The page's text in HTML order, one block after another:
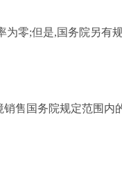
为零;但是,国务院另有规
售国务院规定范围内